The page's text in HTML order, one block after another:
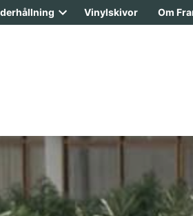
Open
Vinylskivor Om